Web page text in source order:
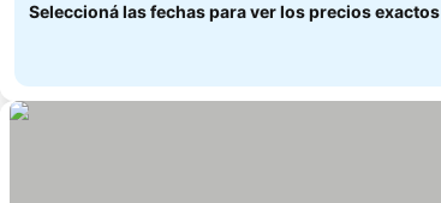
Seleccioná las fechas para ver los precios exactos